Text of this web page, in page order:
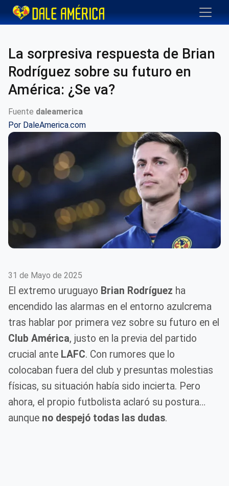
La sorpresiva respuesta de Brian
Rodríguez sobre su futuro en
América: ¿Se va?
Fuente daleamerica
Por DaleAmerica.com
31 de Mayo de 2025
El extremo uruguayo Brian Rodríguez ha
encendido las alarmas en el entorno azulcrema
tras hablar por primera vez sobre su futuro en el
Club América, justo en la previa del partido
crucial ante LAFC. Con rumores que lo
colocaban fuera del club y presuntas molestias
físicas, su situación había sido incierta. Pero
ahora, el propio futbolista aclaró su postura…
aunque no despejó todas las dudas.